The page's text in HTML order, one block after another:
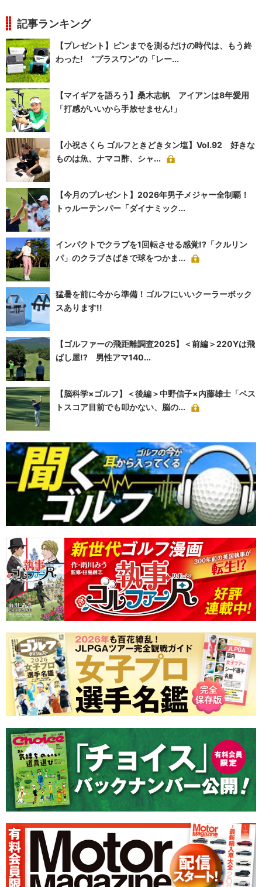
記事ランキング
【プレゼント】ピンまでを測るだけの時代は、もう終
わった! “プラスワン”の「レー...
【マイギアを語ろう】桑木志帆 アイアンは8年愛用
「打感がいいから手放せません!」
【小祝さくら ゴルフときどきタン塩】Vol.92 好きな
ものは魚、ナマコ酢、シャ...
【今月のプレゼント】2026年男子メジャー全制覇！
トゥルーテンパー「ダイナミック...
インパクトでクラブを1回転させる感覚!?「クルリン
パ」のクラブさばきで球をつかま...
猛暑を前に今から準備！ゴルフにいいクーラーボック
スあります!!
【ゴルファーの飛距離調査2025】＜前編＞220Yは飛
ばし屋!? 男性アマ140...
【脳科学×ゴルフ】＜後編＞中野信子×内藤雄士「ベス
トスコア目前でも叩かない、脳の...